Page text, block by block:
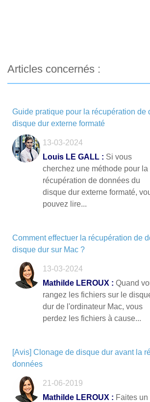
Articles concernés :
Guide pratique pour la récupération de
disque dur externe formaté
13-03-2024
Louis LE GALL : Si vous
cherchez une méthode pour la
récupération de données du
disque dur externe formaté,
pouvez lire...
Comment effectuer la récupération de
disque dur sur Mac ?
13-03-2024
Mathilde LEROUX : Quand
rangez les fichiers sur le
dur de l'ordinateur Mac, vous
perdez les fichiers à cause...
[Avis] Clonage de disque dur avant la
données
21-06-2019
Mathilde LEROUX : Faites un